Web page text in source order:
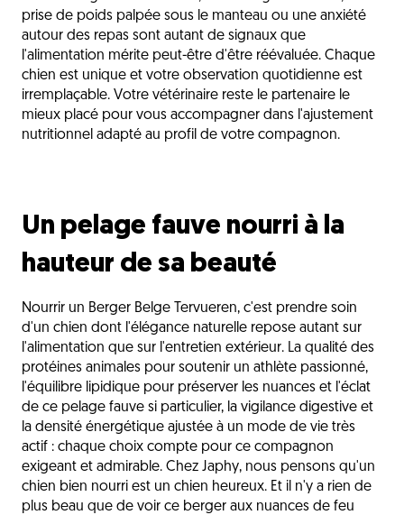
prise de poids palpée sous le manteau ou une anxiété
autour des repas sont autant de signaux que
l'alimentation mérite peut-être d'être réévaluée. Chaque
chien est unique et votre observation quotidienne est
irremplaçable. Votre vétérinaire reste le partenaire le
mieux placé pour vous accompagner dans l'ajustement
nutritionnel adapté au profil de votre compagnon.
Un pelage fauve nourri à la
hauteur de sa beauté
Nourrir un Berger Belge Tervueren, c'est prendre soin
d'un chien dont l'élégance naturelle repose autant sur
l'alimentation que sur l'entretien extérieur. La qualité des
protéines animales pour soutenir un athlète passionné,
l'équilibre lipidique pour préserver les nuances et l'éclat
de ce pelage fauve si particulier, la vigilance digestive et
la densité énergétique ajustée à un mode de vie très
actif : chaque choix compte pour ce compagnon
exigeant et admirable. Chez Japhy, nous pensons qu'un
chien bien nourri est un chien heureux. Et il n'y a rien de
plus beau que de voir ce berger aux nuances de feu